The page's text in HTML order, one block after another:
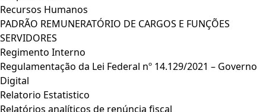
Recursos Humanos
PADRÃO REMUNERATÓRIO DE CARGOS E FUNÇÕES
SERVIDORES
Regimento Interno
Regulamentação da Lei Federal nº 14.129/2021 – Governo
Digital
Relatorio Estatistico
Relatórios analíticos de renúncia fiscal